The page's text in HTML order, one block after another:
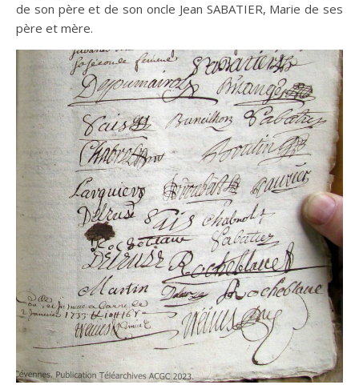
de son père et de son oncle Jean SABATIER, Marie de ses
père et mère.